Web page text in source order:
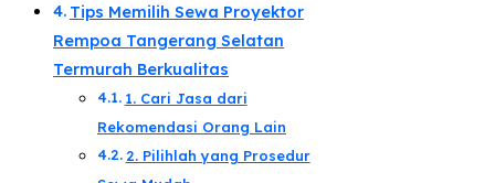
Tips Memilih Sewa Proyektor
Rempoa Tangerang Selatan
Termurah Berkualitas​
1. Cari Jasa dari
Rekomendasi Orang Lain​
2. Pilihlah yang Prosedur